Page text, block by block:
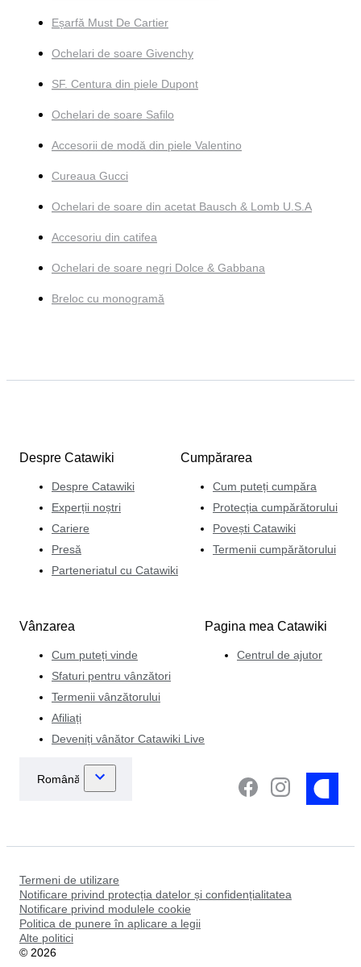
Eșarfă Must De Cartier
Ochelari de soare Givenchy
SF. Centura din piele Dupont
Ochelari de soare Safilo
Accesorii de modă din piele Valentino
Cureaua Gucci
Ochelari de soare din acetat Bausch & Lomb U.S.A
Accesoriu din catifea
Ochelari de soare negri Dolce & Gabbana
Breloc cu monogramă
Despre Catawiki
Despre Catawiki
Experții noștri
Cariere
Presă
Parteneriatul cu Catawiki
Cumpărarea
Cum puteți cumpăra
Protecția cumpărătorului
Povești Catawiki
Termenii cumpărătorului
Vânzarea
Cum puteți vinde
Sfaturi pentru vânzători
Termenii vânzătorului
Afiliați
Deveniți vânător Catawiki Live
Pagina mea Catawiki
Centrul de ajutor
Termeni de utilizare
Notificare privind protecția datelor și confidențialitatea
Notificare privind modulele cookie
Politica de punere în aplicare a legii
Alte politici
© 2026